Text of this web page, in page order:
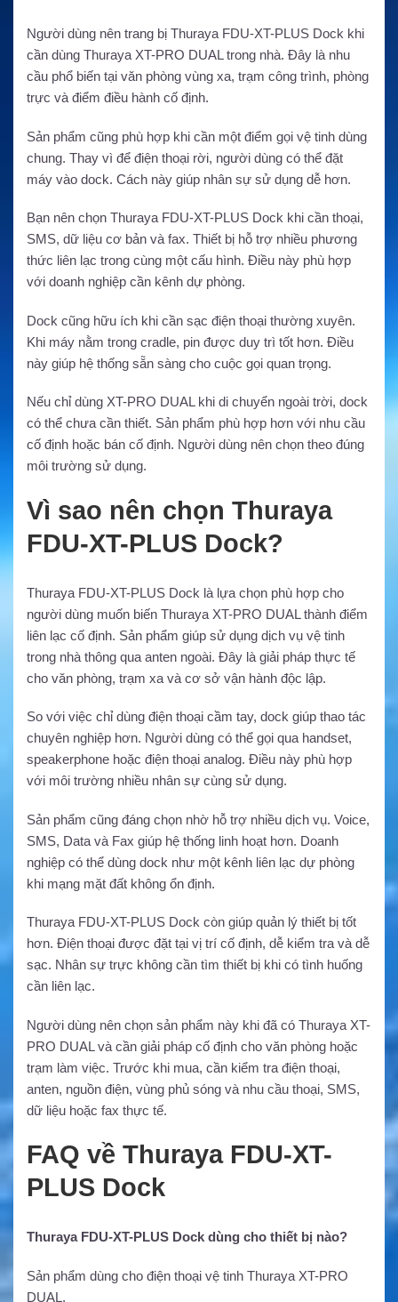
Người dùng nên trang bị Thuraya FDU-XT-PLUS Dock khi
cần dùng Thuraya XT-PRO DUAL trong nhà. Đây là nhu
cầu phổ biến tại văn phòng vùng xa, trạm công trình, phòng
trực và điểm điều hành cố định.
Sản phẩm cũng phù hợp khi cần một điểm gọi vệ tinh dùng
chung. Thay vì để điện thoại rời, người dùng có thể đặt
máy vào dock. Cách này giúp nhân sự sử dụng dễ hơn.
Bạn nên chọn Thuraya FDU-XT-PLUS Dock khi cần thoại,
SMS, dữ liệu cơ bản và fax. Thiết bị hỗ trợ nhiều phương
thức liên lạc trong cùng một cấu hình. Điều này phù hợp
với doanh nghiệp cần kênh dự phòng.
Dock cũng hữu ích khi cần sạc điện thoại thường xuyên.
Khi máy nằm trong cradle, pin được duy trì tốt hơn. Điều
này giúp hệ thống sẵn sàng cho cuộc gọi quan trọng.
Nếu chỉ dùng XT-PRO DUAL khi di chuyển ngoài trời, dock
có thể chưa cần thiết. Sản phẩm phù hợp hơn với nhu cầu
cố định hoặc bán cố định. Người dùng nên chọn theo đúng
môi trường sử dụng.
Vì sao nên chọn Thuraya
FDU-XT-PLUS Dock?
Thuraya FDU-XT-PLUS Dock là lựa chọn phù hợp cho
người dùng muốn biến Thuraya XT-PRO DUAL thành điểm
liên lạc cố định. Sản phẩm giúp sử dụng dịch vụ vệ tinh
trong nhà thông qua anten ngoài. Đây là giải pháp thực tế
cho văn phòng, trạm xa và cơ sở vận hành độc lập.
So với việc chỉ dùng điện thoại cầm tay, dock giúp thao tác
chuyên nghiệp hơn. Người dùng có thể gọi qua handset,
speakerphone hoặc điện thoại analog. Điều này phù hợp
với môi trường nhiều nhân sự cùng sử dụng.
Sản phẩm cũng đáng chọn nhờ hỗ trợ nhiều dịch vụ. Voice,
SMS, Data và Fax giúp hệ thống linh hoạt hơn. Doanh
nghiệp có thể dùng dock như một kênh liên lạc dự phòng
khi mạng mặt đất không ổn định.
Thuraya FDU-XT-PLUS Dock còn giúp quản lý thiết bị tốt
hơn. Điện thoại được đặt tại vị trí cố định, dễ kiểm tra và dễ
sạc. Nhân sự trực không cần tìm thiết bị khi có tình huống
cần liên lạc.
Người dùng nên chọn sản phẩm này khi đã có Thuraya XT-
PRO DUAL và cần giải pháp cố định cho văn phòng hoặc
trạm làm việc. Trước khi mua, cần kiểm tra điện thoại,
anten, nguồn điện, vùng phủ sóng và nhu cầu thoại, SMS,
dữ liệu hoặc fax thực tế.
FAQ về Thuraya FDU-XT-
PLUS Dock
Thuraya FDU-XT-PLUS Dock dùng cho thiết bị nào?
Sản phẩm dùng cho điện thoại vệ tinh Thuraya XT-PRO
DUAL.